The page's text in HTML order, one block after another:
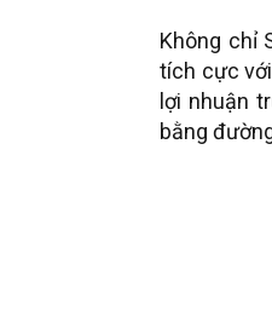
Không chỉ
tích cực
lợi nhuận
bằng